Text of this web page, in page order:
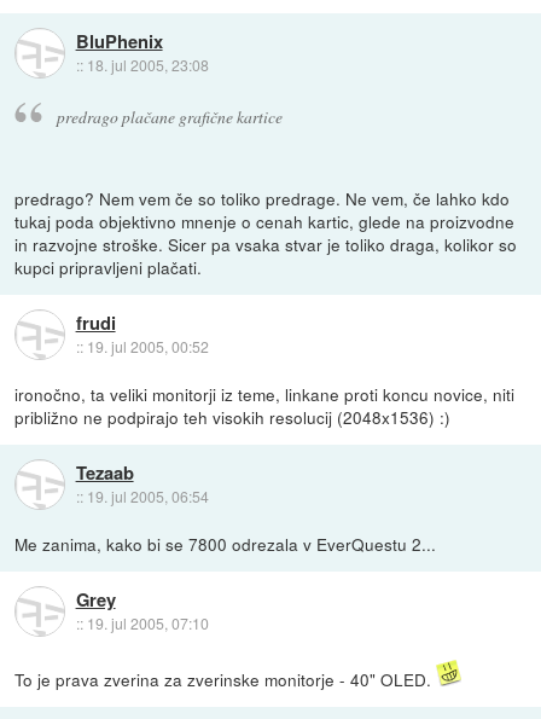
BluPhenix
:: 18. jul 2005, 23:08
predrago plačane grafične kartice
predrago? Nem vem če so toliko predrage. Ne vem, če lahko kdo
tukaj poda objektivno mnenje o cenah kartic, glede na proizvodne
in razvojne stroške. Sicer pa vsaka stvar je toliko draga, kolikor so
kupci pripravljeni plačati.
frudi
:: 19. jul 2005, 00:52
ironočno, ta veliki monitorji iz teme, linkane proti koncu novice, niti
približno ne podpirajo teh visokih resolucij (2048x1536) :)
Tezaab
:: 19. jul 2005, 06:54
Me zanima, kako bi se 7800 odrezala v EverQuestu 2...
Grey
:: 19. jul 2005, 07:10
To je prava zverina za zverinske monitorje - 40" OLED.